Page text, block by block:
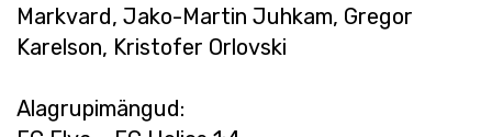
Markvard, Jako-Martin Juhkam, Gregor
Karelson, Kristofer Orlovski
Alagrupimängud: